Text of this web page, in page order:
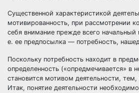
Существенной характеристикой
мотивированность, при рассмотрении
себя внимание прежде всего начальный
е. ее предпосылка — потребность,
Поскольку потребность находит в
определенность («опредмечивается» в
становится мотивом деятельности,
Итак, понятие деятельности